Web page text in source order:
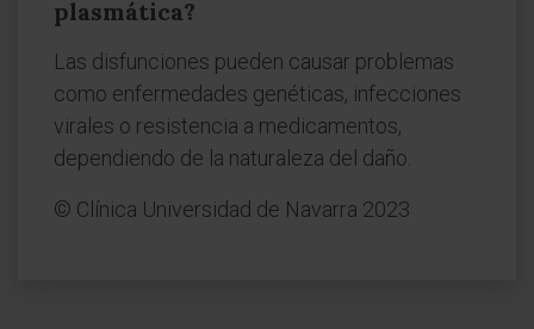
plasmática?
Las disfunciones pueden causar problemas
como enfermedades genéticas, infecciones
virales o resistencia a medicamentos,
dependiendo de la naturaleza del daño.
© Clínica Universidad de Navarra 2023